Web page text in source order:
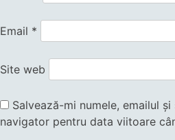
Email *
Site web
Salvează-mi numele, emailul
navigator pentru data viitoare